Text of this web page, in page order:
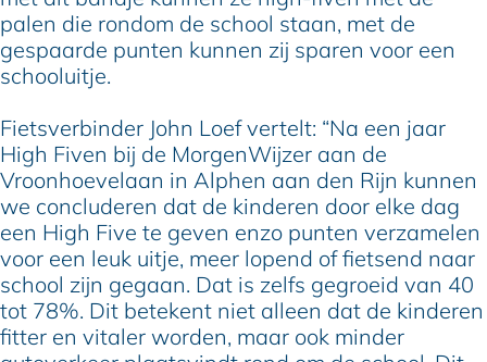
palen die rondom de school staan, met de
gespaarde punten kunnen zij sparen voor een
schooluitje.
Fietsverbinder John Loef vertelt: “Na een jaar
High Fiven bij de MorgenWijzer aan de
Vroonhoevelaan in Alphen aan den Rijn kunnen
we concluderen dat de kinderen door elke dag
een High Five te geven enzo punten verzamelen
voor een leuk uitje, meer lopend of fietsend naar
school zijn gegaan. Dat is zelfs gegroeid van 40
tot 78%. Dit betekent niet alleen dat de kinderen
fitter en vitaler worden, maar ook minder